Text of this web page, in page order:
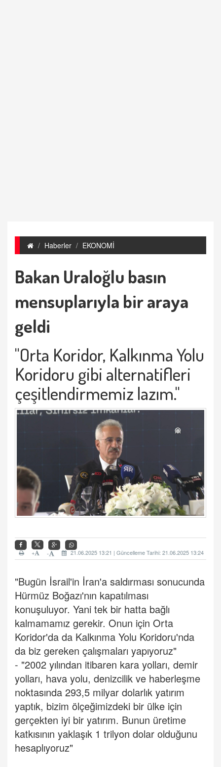
Haberler EKONOMİ
Bakan Uraloğlu basın
mensuplarıyla bir araya
geldi
"Orta Koridor, Kalkınma Yolu
Koridoru gibi alternatifleri
çeşitlendirmemiz lazım."
21.06.2025 13:21 | Güncelleme Tarihi: 21.06.2025 13:24
-
+
"Bugün İsrail'in İran'a saldırması sonucunda
Hürmüz Boğazı'nın kapatılması
konuşuluyor. Yani tek bir hatta bağlı
kalmamamız gerekir. Onun için Orta
Koridor'da da Kalkınma Yolu Koridoru'nda
da biz gereken çalışmaları yapıyoruz"
- "2002 yılından itibaren kara yolları, demir
yolları, hava yolu, denizcilik ve haberleşme
noktasında 293,5 milyar dolarlık yatırım
yaptık, bizim ölçeğimizdeki bir ülke için
gerçekten iyi bir yatırım. Bunun üretime
katkısının yaklaşık 1 trilyon dolar olduğunu
hesaplıyoruz"